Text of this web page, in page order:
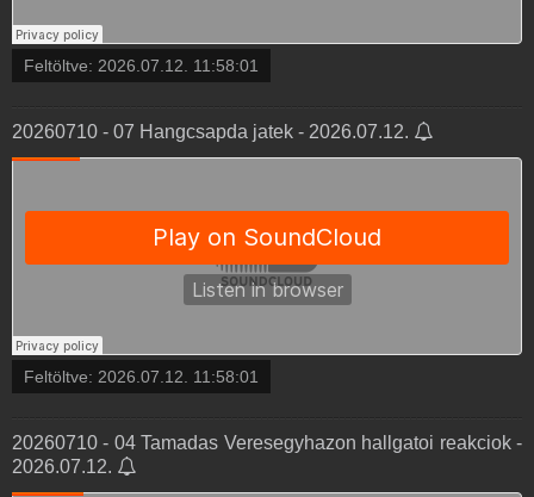
Feltöltve: 2026.07.12. 11:58:01
20260710 - 07 Hangcsapda jatek - 2026.07.12.
Feltöltve: 2026.07.12. 11:58:01
20260710 - 04 Tamadas Veresegyhazon hallgatoi reakciok -
2026.07.12.